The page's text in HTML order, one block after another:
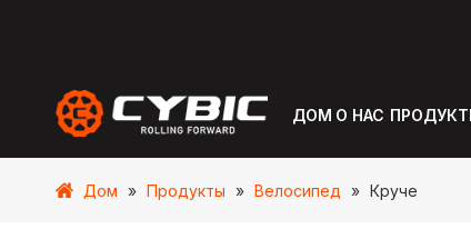
ДОМ О НАС
Дом » Продукты » Велосипед » Круче